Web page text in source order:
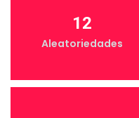
12
Aleatoriedades